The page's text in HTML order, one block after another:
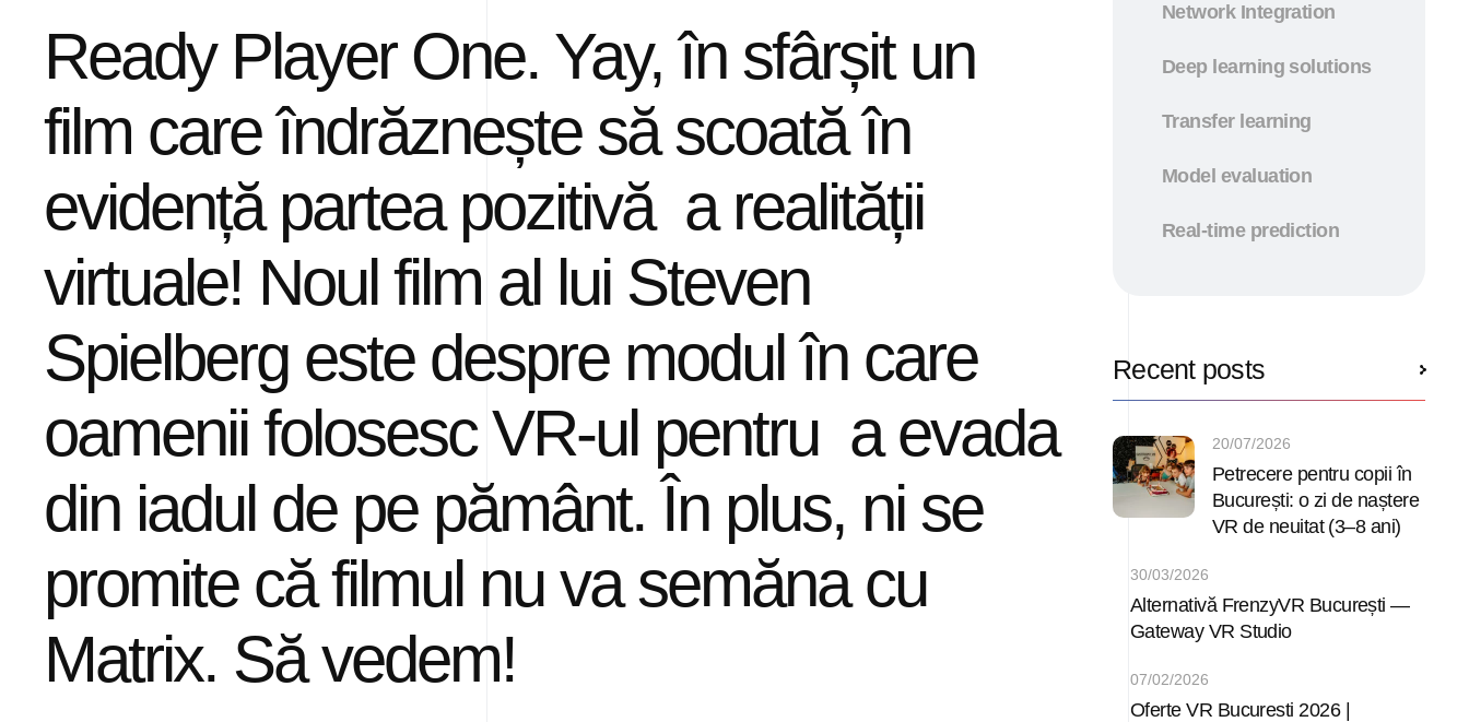
Ready Player One. Yay, în sfârșit un
film care îndrăznește să scoată în
evidență partea pozitivă a realității
virtuale! Noul film al lui Steven
Spielberg este despre modul în care
oamenii folosesc VR-ul pentru a evada
din iadul de pe pământ. În plus, ni se
promite că filmul nu va semăna cu
Matrix. Să vedem!
Network Integration
Deep learning solutions
Transfer learning
Model evaluation
Real-time prediction
Recent posts
Petrecere pentru copii în
București: o zi de naștere
VR de neuitat (3–8 ani)
20/07/2026
Alternativă FrenzyVR București —
Gateway VR Studio
30/03/2026
Oferte VR Bucuresti 2026 |
07/02/2026